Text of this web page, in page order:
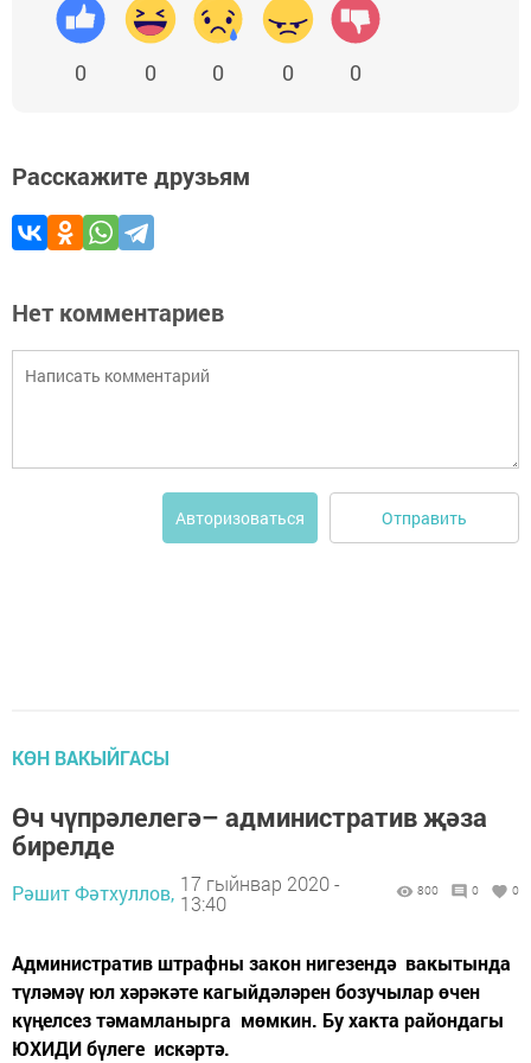
0 0 0 0 0
Расскажите друзьям
Нет комментариев
Авторизоваться Отправить
КӨН ВАКЫЙГАСЫ
Өч чүпрәлелегә– административ җәза
бирелде
Рәшит Фәтхуллов, 17 гыйнвар 2020 -
13:40
800 0 0
Административ штрафны закон нигезендә вакытында
түләмәү юл хәрәкәте кагыйдәләрен бозучылар өчен
күңелсез тәмамланырга мөмкин. Бу хакта райондагы
ЮХИДИ бүлеге искәртә.